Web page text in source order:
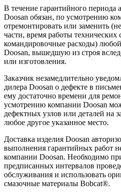
В течение гарантийного периода
Doosan обязан, по усмотрению
отремонтировать или заменить
части, время работы технических
командировочные расходы) любой
Doosan, вышедшую из строя
или изготовления.
Заказчик незамедлительно
дилера Doosan о дефекте в
ему достаточно времени для
усмотрению компании Doosan
дефектных узлов или деталей на
любое другое указанное место.
Доставка изделия Doosan
выполнения гарантийных работ
компании Doosan. Необходимо
предписанных интервалов
обслуживания и использовать
смазочные материалы Bobcat®.